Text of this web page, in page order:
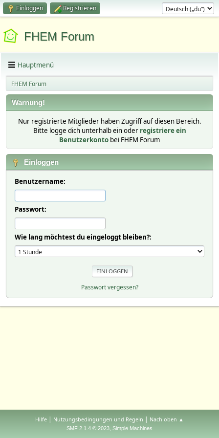
Einloggen Registrieren
FHEM Forum
Hauptmenü
FHEM Forum
Warnung!
Nur registrierte Mitglieder haben Zugriff auf diesen Bereich.
Bitte logge dich unterhalb ein oder registriere ein
Benutzerkonto bei FHEM Forum
Einloggen
Benutzername:
Passwort:
Wie lang möchtest du eingeloggt bleiben?:
Passwort vergessen?
Hilfe | Nutzungsbedingungen und Regeln | Nach oben ▲
SMF 2.1.4 © 2023, Simple Machines